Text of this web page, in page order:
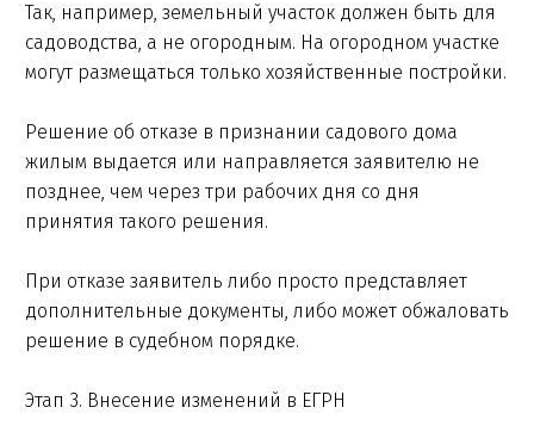
Так, например, земельный участок должен быть для
садоводства, а не огородным. На огородном участке
могут размещаться только хозяйственные постройки.
Решение об отказе в признании садового дома
жилым выдается или направляется заявителю не
позднее, чем через три рабочих дня со дня
принятия такого решения.
При отказе заявитель либо просто представляет
дополнительные документы, либо может обжаловать
решение в судебном порядке.
Этап 3. Внесение изменений в ЕГРН